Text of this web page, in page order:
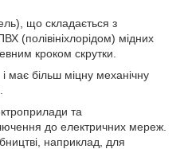
що складається з
(полівініхлорідом) мідних
кроком скрутки.
має більш міцну механічну
та
до електричних мереж.
наприклад, для